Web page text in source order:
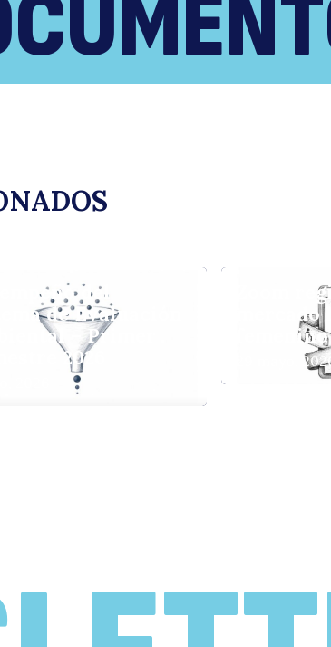
y
del
de Evaluación
– Primer
2026
Zoom
femenino
29 mayo,